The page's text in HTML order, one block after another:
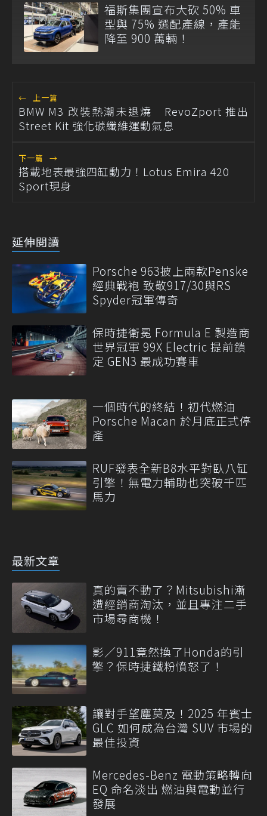
福斯集團宣布大砍 50% 車
型與 75% 選配產線，產能
降至 900 萬輛！
← 上一篇
BMW M3 改裝熱潮未退燒 RevoZport 推出
Street Kit 強化碳纖維運動氣息
下一篇 →
搭載地表最強四缸動力！Lotus Emira 420
Sport現身
延伸閱讀
Porsche 963披上兩款Penske
經典戰袍 致敬917/30與RS
Spyder冠軍傳奇
保時捷衛冕 Formula E 製造商
世界冠軍 99X Electric 提前鎖
定 GEN3 最成功賽車
一個時代的終結！初代燃油
Porsche Macan 於月底正式停
產
RUF發表全新B8水平對臥八缸
引擎！無電力輔助也突破千匹
馬力
最新文章
真的賣不動了？Mitsubishi漸
遭經銷商淘汰，並且專注二手
市場尋商機！
影／911竟然換了Honda的引
擎？保時捷鐵粉憤怒了！
讓對手望塵莫及！2025 年賓士
GLC 如何成為台灣 SUV 市場的
最佳投資
Mercedes-Benz 電動策略轉向
EQ 命名淡出 燃油與電動並行
發展